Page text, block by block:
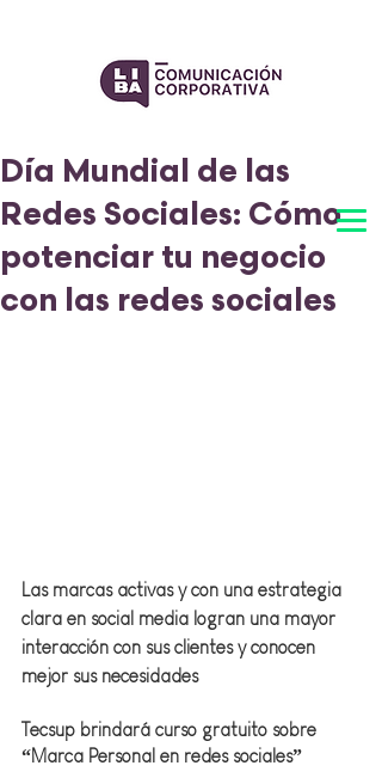
Día Mundial de las
Redes Sociales: Cómo
potenciar tu negocio
con las redes sociales
Las marcas activas y con una estrategia
clara en social media logran una mayor
interacción con sus clientes y conocen
mejor sus necesidades
Tecsup brindará curso gratuito sobre
“Marca Personal en redes sociales”